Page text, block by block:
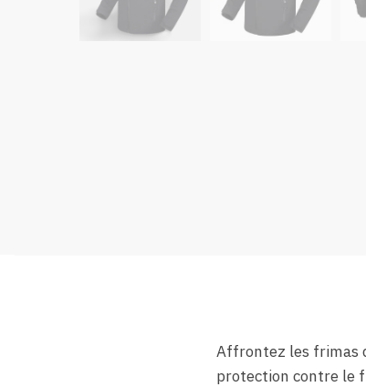
Affrontez les frimas
protection contre le